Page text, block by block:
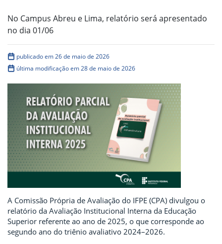
No Campus Abreu e Lima, relatório será apresentado
no dia 01/06
publicado em 26 de maio de 2026
última modificação em 28 de maio de 2026
A Comissão Própria de Avaliação do IFPE (CPA) divulgou o
relatório da Avaliação Institucional Interna da Educação
Superior referente ao ano de 2025, o que corresponde ao
segundo ano do triênio avaliativo 2024–2026.